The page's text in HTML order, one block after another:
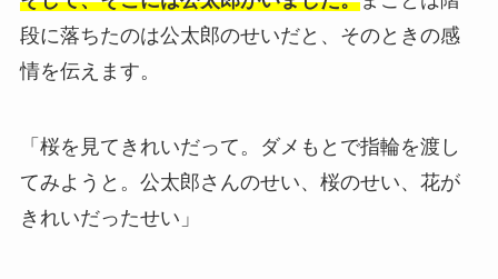
段に落ちたのは公太郎のせいだと、そのときの感
情を伝えます。
「桜を見てきれいだって。ダメもとで指輪を渡し
てみようと。公太郎さんのせい、桜のせい、花が
きれいだったせい」